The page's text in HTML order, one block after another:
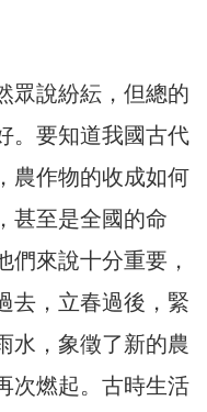
眾說紛紜，但總的
。要知道我國古代
農作物的收成如何
甚至是全國的命
們來說十分重要，
去，立春過後，緊
水，象徵了新的農
次燃起。古時生活